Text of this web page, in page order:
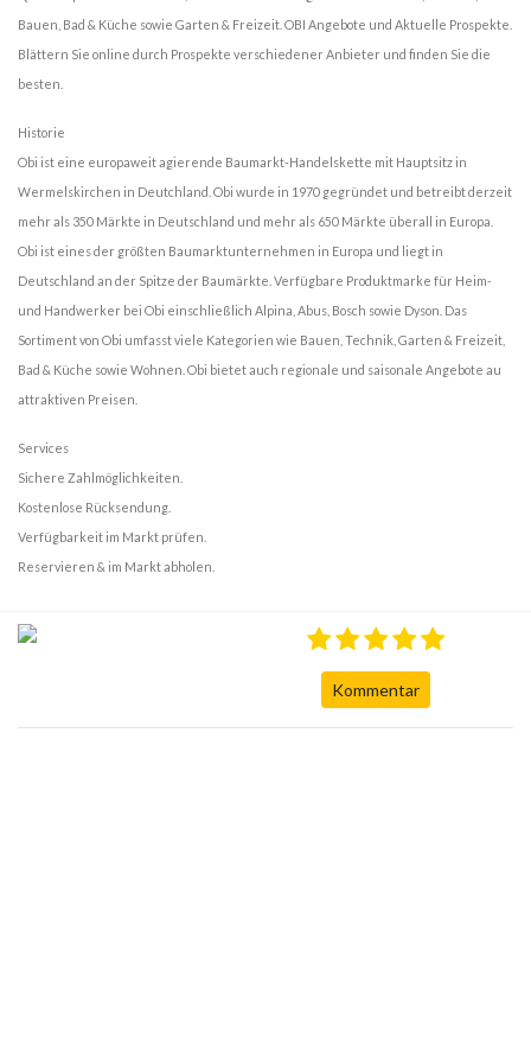
Kommentar
Bauen, Bad & Küche sowie Garten & Freizeit. OBI Angebote und Aktuelle Prospekte.
Blättern Sie online durch Prospekte verschiedener Anbieter und finden Sie die
besten.
Historie
Obi ist eine europaweit agierende Baumarkt-Handelskette mit Hauptsitz in
Wermelskirchen in Deutchland. Obi wurde in 1970 gegründet und betreibt derzeit
mehr als 350 Märkte in Deutschland und mehr als 650 Märkte überall in Europa.
Obi ist eines der größten Baumarktunternehmen in Europa und liegt in
Deutschland an der Spitze der Baumärkte. Verfügbare Produktmarke für Heim-
und Handwerker bei Obi einschließlich Alpina, Abus, Bosch sowie Dyson. Das
Sortiment von Obi umfasst viele Kategorien wie Bauen, Technik, Garten & Freizeit,
Bad & Küche sowie Wohnen. Obi bietet auch regionale und saisonale Angebote au
attraktiven Preisen.
Services
Sichere Zahlmöglichkeiten.
Kostenlose Rücksendung.
Verfügbarkeit im Markt prüfen.
Reservieren & im Markt abholen.